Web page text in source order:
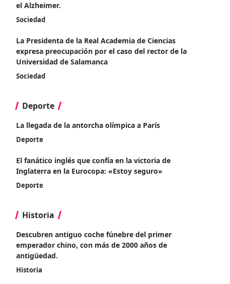
el Alzheimer.
Sociedad
La Presidenta de la Real Academia de Ciencias
expresa preocupación por el caso del rector de la
Universidad de Salamanca
Sociedad
Deporte
La llegada de la antorcha olímpica a París
Deporte
El fanático inglés que confía en la victoria de
Inglaterra en la Eurocopa: «Estoy seguro»
Deporte
Historia
Descubren antiguo coche fúnebre del primer
emperador chino, con más de 2000 años de
antigüedad.
Historia